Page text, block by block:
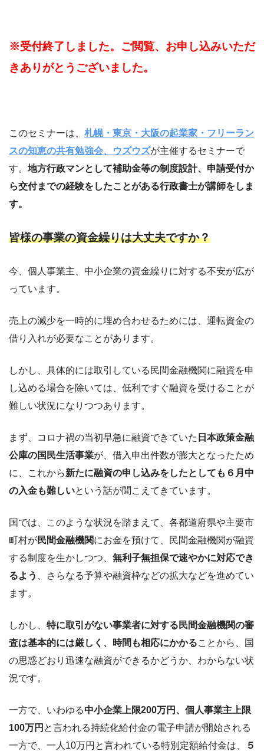
※受付終了しました。ご閲覧、お申し込みいただ
きありがとうございました。
このセミナーは、 札幌・東京・大阪の起業家・フリーラン
スの知恵の共有勉強会、ウズウズが主催するセミナーで
す。 地方行政マンとして補助金等の制度設計、申請受付か
ら交付までの経験をしたことがある行政書士が講師をしま
す。
皆様の事業の資金繰りは大丈夫ですか？
今、個人事業主、中小企業の資金繰りに対する不安が広が
っています。
売上の減少を一時的に埋め合わせるためには、運転資金の
借り入れが必要なことがあります。
しかし、具体的には取引している民間金融機関に融資を申
し込める場合を除いては、低利ですぐ融資を受けることが
難しい状況になりつつあります。
まず、コロナ禍の当初早急に融資できていた 日本政策金融
公庫の国民生活事業が、借入申出件数が膨大となったため
に、これから新たに融資の申し込みをしたとしても６月中
の入金も難しいという話が聞こえてきています。
国では、このような状況を踏まえて、各都道府県や主要市
町村が民間金融機関にお金を預けて、民間金融機関が融資
する制度を生かしつつ、 無利子無担保で速やかに対応でき
るよう
、さらなる予算や融資枠などの拡大などを進めてい
ます。
しかし、 特に取引がない事業者に対する民間金融機関の審
査は基本的には厳しく、時間も相応にかかることから、国
の思惑どおり迅速な融資ができるかどうか、わからない状
況です。
一方で、いわゆる中小企業上限200万円、個人事業主上限
100万円 と言われる持続化給付金の電子申請が開始される
一方で、一人10万円と言われている特別定額給付金は、
５